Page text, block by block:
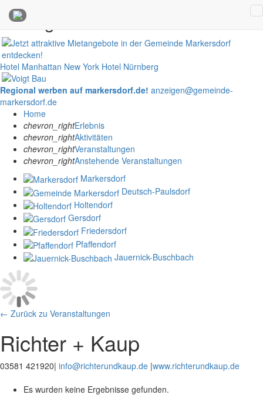
Anzeigen
Hotel Manhattan New York Hotel Nürnberg
Regional werben auf markersdorf.de! anzeigen@gemeinde-
markersdorf.de
Home
chevron_rightErlebnis
chevron_rightAktivitäten
chevron_rightVeranstaltungen
chevron_rightAnstehende Veranstaltungen
Markersdorf
Deutsch-Paulsdorf
Holtendorf
Gersdorf
Friedersdorf
Pfaffendorf
Jauernick-Buschbach
← Zurück zu Veranstaltungen
Richter + Kaup
03581 421920| info@richterundkaup.de |www.richterundkaup.de
Es wurden keine Ergebnisse gefunden.